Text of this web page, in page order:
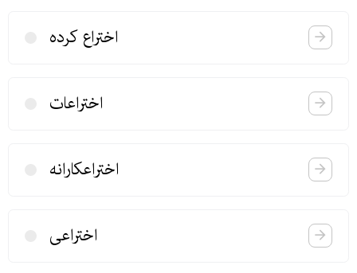
اختراع كرده
اختراعات
اختراعكارانه
اختراعی